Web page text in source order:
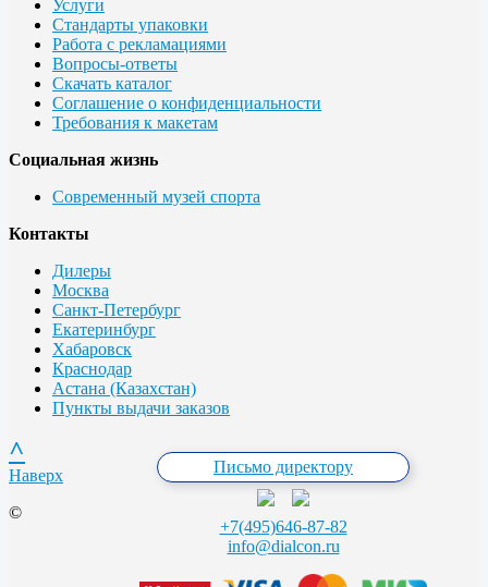
Услуги
Стандарты упаковки
Работа с рекламациями
Вопросы-ответы
Скачать каталог
Соглашение о конфиденциальности
Требования к макетам
Социальная жизнь
Современный музей спорта
Контакты
Дилеры
Москва
Санкт-Петербург
Екатеринбург
Хабаровск
Краснодар
Астана (Казахстан)
Пункты выдачи заказов
Письмо директору
+7(495)646-87-82
info@dialcon.ru
^
Наверх
©